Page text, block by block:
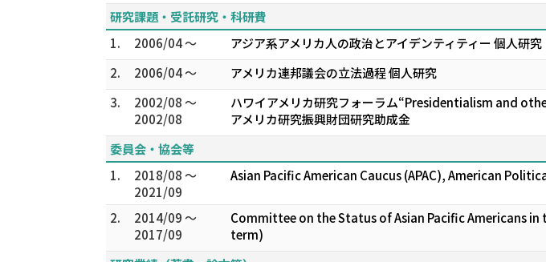
研究課題・受託研究・科研費
1.
2006/04 ～
アジア系アメリカ人の政治とアイデンティティー 個人研究
2.
2006/04 ～
アメリカ連邦議会の立法過程 個人研究
3.
2002/08 ～
2002/08
ハワイアメリカ研究フォーラム“Presidentialism and
アメリカ研究振興財団研究助成金
委員会・協会等
1.
2018/08 ～
2021/09
Asian Pacific American Caucus (APAC), American
2.
2014/09 ～
2017/09
Committee on the Status of Asian Pacific Americans
term)